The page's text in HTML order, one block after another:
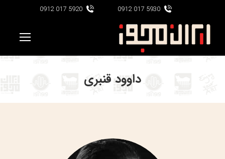
5930 017 0912
5920 017 0912
داوود قنبری